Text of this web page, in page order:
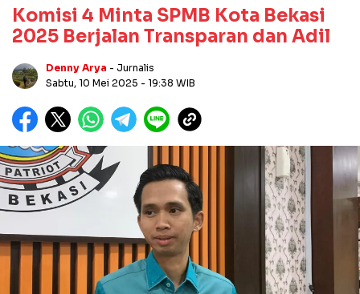
Komisi 4 Minta SPMB Kota Bekasi
2025 Berjalan Transparan dan Adil
Denny Arya - Jurnalis
Sabtu, 10 Mei 2025 - 19:38 WIB